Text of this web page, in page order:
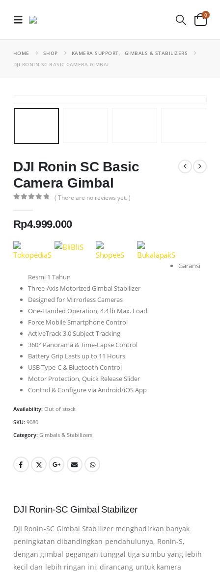
0
HOME SHOP KAMERA SUPPORT,
GIMBALS & STABILIZERS
DJI RONIN SC BASIC CAMERA GIMBAL
DJI Ronin SC Basic
Camera Gimbal
( There are no reviews yet. )
Rp4.999.000
Garansi
Resmi 1 Tahun
Three-Axis Motorized Gimbal Stabilizer
Designed for Mirrorless Cameras
One-Handed Operation, 4.4 lb Max. Load
Force Mobile Smartphone Control
ActiveTrack 3.0 Subject Tracking
360° Panorama & Time-Lapse Control
Battery Grip Lasts up to 11 Hours
USB Type-C & Bluetooth Control
Motor Protection, Quick Release Slider
Control & Configure via Android/iOS App
Availability: Out of stock
SKU: 9080
Category: Gimbals & Stabilizers
DJI Ronin-SC Gimbal Stabilizer
DJI Ronin-SC Gimbal Stabilizer menghadirkan banyak
peningkatan dibandingkan pendahulunya, Ronin-S,
dengan gimbal pegangan tunggal tiga sumbu yang lebih
kecil dan lebih ringan ini, dirancang untuk kamera